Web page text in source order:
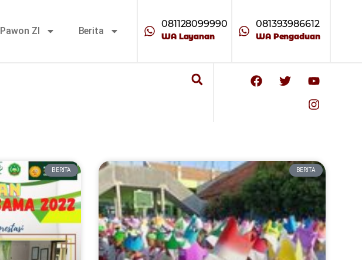
Pawon ZI Berita
081128099990
WA Layanan
081393986612
WA Pengaduan
BERITA BERITA